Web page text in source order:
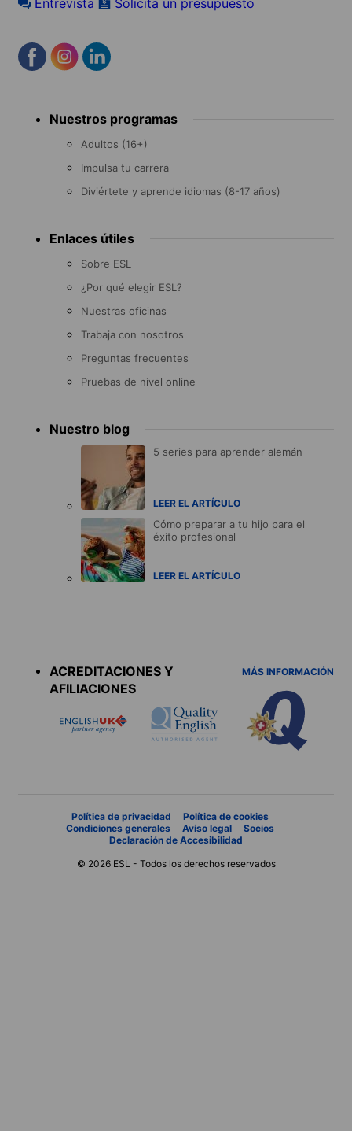
menu Nuestros programas
Adultos (16+)
Impulsa tu carrera
Diviértete y aprende idiomas (8-17 años)
Enlaces útiles
Sobre ESL
¿Por qué elegir ESL?
Nuestras oficinas
Trabaja con nosotros
Preguntas frecuentes
Pruebas de nivel online
Nuestro blog
5 series para aprender alemán
LEER EL ARTÍCULO
Cómo preparar a tu hijo para el
éxito profesional
LEER EL ARTÍCULO
ACREDITACIONES Y
AFILIACIONES
MÁS INFORMACIÓN
Política de privacidad
Política de cookies
Condiciones generales
Aviso legal
Socios
Declaración de Accesibilidad
© 2026 ESL - Todos los derechos reservados